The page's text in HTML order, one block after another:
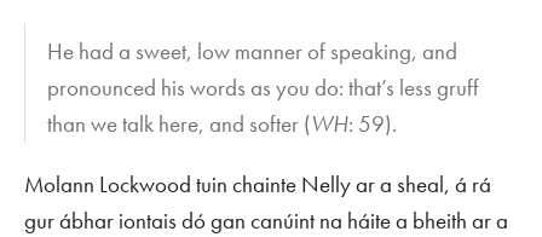
He had a sweet, low manner of speaking, and
pronounced his words as you do: that’s less gruff
than we talk here, and softer (WH: 59).
Molann Lockwood tuin chainte Nelly ar a sheal, á rá
gur ábhar iontais dó gan canúint na háite a bheith ar a